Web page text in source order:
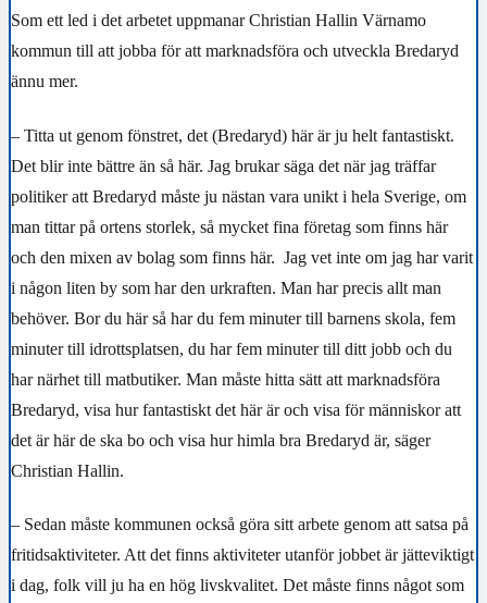
Som ett led i det arbetet uppmanar Christian Hallin Värnamo
kommun till att jobba för att marknadsföra och utveckla Bredaryd
ännu mer.
– Titta ut genom fönstret, det (Bredaryd) här är ju helt fantastiskt.
Det blir inte bättre än så här. Jag brukar säga det när jag träffar
politiker att Bredaryd måste ju nästan vara unikt i hela Sverige, om
man tittar på ortens storlek, så mycket fina företag som finns här
och den mixen av bolag som finns här. Jag vet inte om jag har varit
i någon liten by som har den urkraften. Man har precis allt man
behöver. Bor du här så har du fem minuter till barnens skola, fem
minuter till idrottsplatsen, du har fem minuter till ditt jobb och du
har närhet till matbutiker. Man måste hitta sätt att marknadsföra
Bredaryd, visa hur fantastiskt det här är och visa för människor att
det är här de ska bo och visa hur himla bra Bredaryd är, säger
Christian Hallin.
– Sedan måste kommunen också göra sitt arbete genom att satsa på
fritidsaktiviteter. Att det finns aktiviteter utanför jobbet är jätteviktigt
i dag, folk vill ju ha en hög livskvalitet. Det måste finns något som